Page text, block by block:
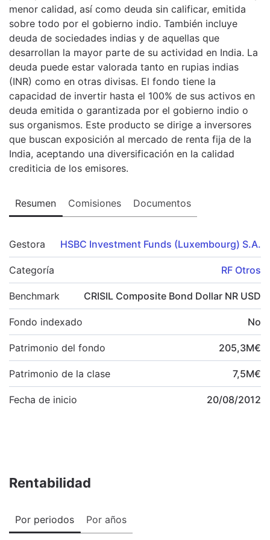
menor calidad, así como deuda sin calificar, emitida
sobre todo por el gobierno indio. También incluye
deuda de sociedades indias y de aquellas que
desarrollan la mayor parte de su actividad en India. La
deuda puede estar valorada tanto en rupias indias
(INR) como en otras divisas. El fondo tiene la
capacidad de invertir hasta el 100% de sus activos en
deuda emitida o garantizada por el gobierno indio o
sus organismos. Este producto se dirige a inversores
que buscan exposición al mercado de renta fija de la
India, aceptando una diversificación en la calidad
crediticia de los emisores.
Resumen Comisiones Documentos
Gestora HSBC Investment Funds (Luxembourg) S.A.
Categoría RF Otros
Benchmark CRISIL Composite Bond Dollar NR USD
Fondo indexado No
Patrimonio del fondo 205,3M€
Patrimonio de la clase 7,5M€
Fecha de inicio 20/08/2012
Rentabilidad
Por periodos Por años